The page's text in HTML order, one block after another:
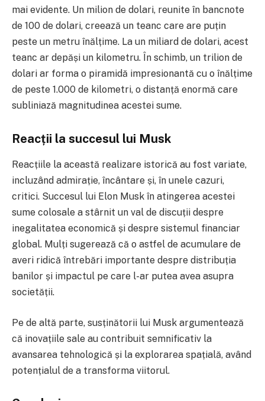
mai evidente. Un milion de dolari, reunite în bancnote
de 100 de dolari, creează un teanc care are puțin
peste un metru înălțime. La un miliard de dolari, acest
teanc ar depăși un kilometru. În schimb, un trilion de
dolari ar forma o piramidă impresionantă cu o înălțime
de peste 1.000 de kilometri, o distanță enormă care
subliniază magnitudinea acestei sume.
Reacții la succesul lui Musk
Reacțiile la această realizare istorică au fost variate,
incluzând admirație, încântare și, în unele cazuri,
critici. Succesul lui Elon Musk în atingerea acestei
sume colosale a stârnit un val de discuții despre
inegalitatea economică și despre sistemul financiar
global. Mulți sugerează că o astfel de acumulare de
averi ridică întrebări importante despre distribuția
banilor și impactul pe care l-ar putea avea asupra
societății.
Pe de altă parte, susținătorii lui Musk argumentează
că inovațiile sale au contribuit semnificativ la
avansarea tehnologică și la explorarea spațială, având
potențialul de a transforma viitorul.